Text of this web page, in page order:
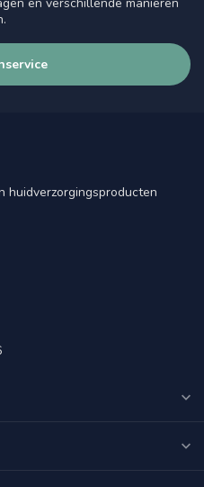
en verschillende manieren
huidverzorgingsproducten